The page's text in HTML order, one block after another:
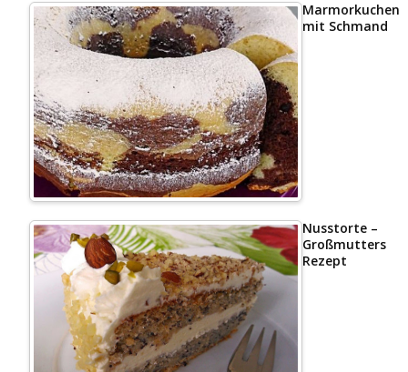
Marmorkuchen
mit Schmand
Nusstorte –
Großmutters
Rezept